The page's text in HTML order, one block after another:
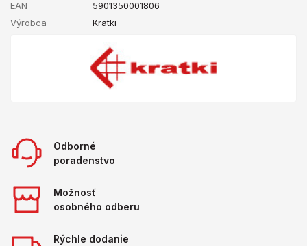
EAN
5901350001806
Výrobca
Kratki
Odborné
poradenstvo
Možnosť
osobného odberu
Rýchle dodanie